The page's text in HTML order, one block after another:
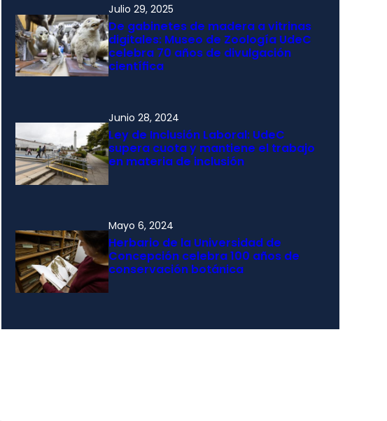
Julio 29, 2025
De gabinetes de madera a vitrinas
digitales: Museo de Zoología UdeC
celebra 70 años de divulgación
científica
Junio 28, 2024
Ley de Inclusión Laboral: UdeC
supera cuota y mantiene el trabajo
en materia de inclusión
Mayo 6, 2024
Herbario de la Universidad de
Concepción celebra 100 años de
conservación botánica